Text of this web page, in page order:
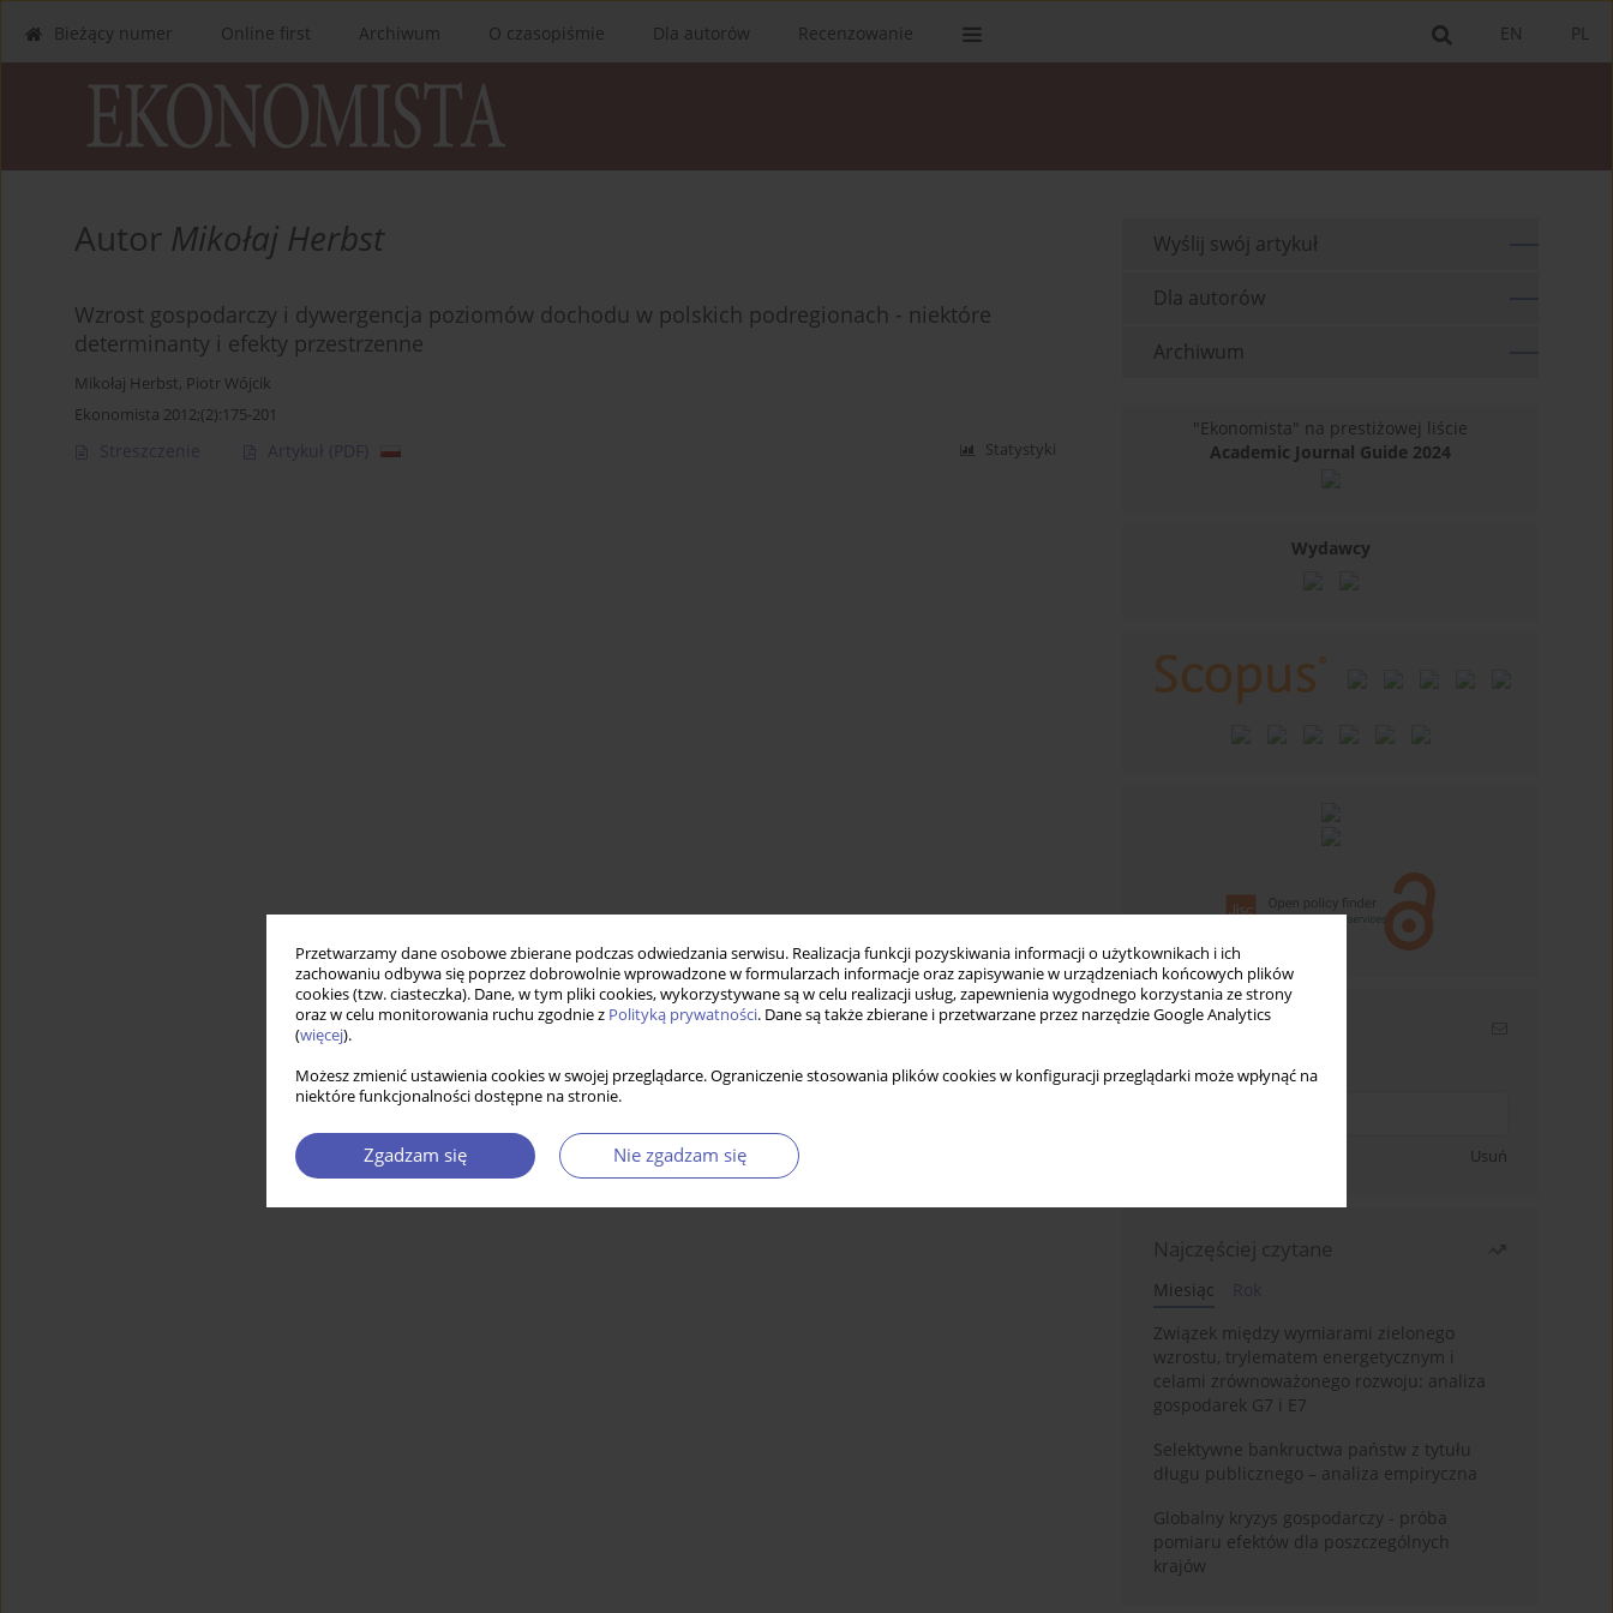
Przetwarzamy dane osobowe zbierane podczas odwiedzania serwisu. Realizacja funkcji pozyskiwania informacji o użytkownikach i ich
zachowaniu odbywa się poprzez dobrowolnie wprowadzone w formularzach informacje oraz zapisywanie w urządzeniach końcowych plików
cookies (tzw. ciasteczka). Dane, w tym pliki cookies, wykorzystywane są w celu realizacji usług, zapewnienia wygodnego korzystania ze strony
oraz w celu monitorowania ruchu zgodnie z Polityką prywatności. Dane są także zbierane i przetwarzane przez narzędzie Google Analytics
(więcej).
Możesz zmienić ustawienia cookies w swojej przeglądarce. Ograniczenie stosowania plików cookies w konfiguracji przeglądarki może wpłynąć na
niektóre funkcjonalności dostępne na stronie.
Zgadzam się Nie zgadzam się
PL
EN
Bieżący numer Online first Archiwum O czasopiśmie Dla autorów Recenzowanie
Autor Mikołaj Herbst
Wzrost gospodarczy i dywergencja poziomów dochodu w polskich podregionach - niektóre
determinanty i efekty przestrzenne
Mikołaj Herbst, Piotr Wójcik
Ekonomista 2012;(2):175-201
Streszczenie Artykuł (PDF) Statystyki
Wyślij swój artykuł
Dla autorów
Archiwum
"Ekonomista" na prestiżowej liście
Academic Journal Guide 2024
Wydawcy
Newsletter
Wpisz swój adres email
Usuń
Najczęściej czytane
Miesiąc
Związek między wymiarami zielonego
wzrostu, trylematem energetycznym i
celami zrównoważonego rozwoju: analiza
gospodarek G7 i E7
Selektywne bankructwa państw z tytułu
długu publicznego – analiza empiryczna
Globalny kryzys gospodarczy - próba
pomiaru efektów dla poszczególnych
krajów